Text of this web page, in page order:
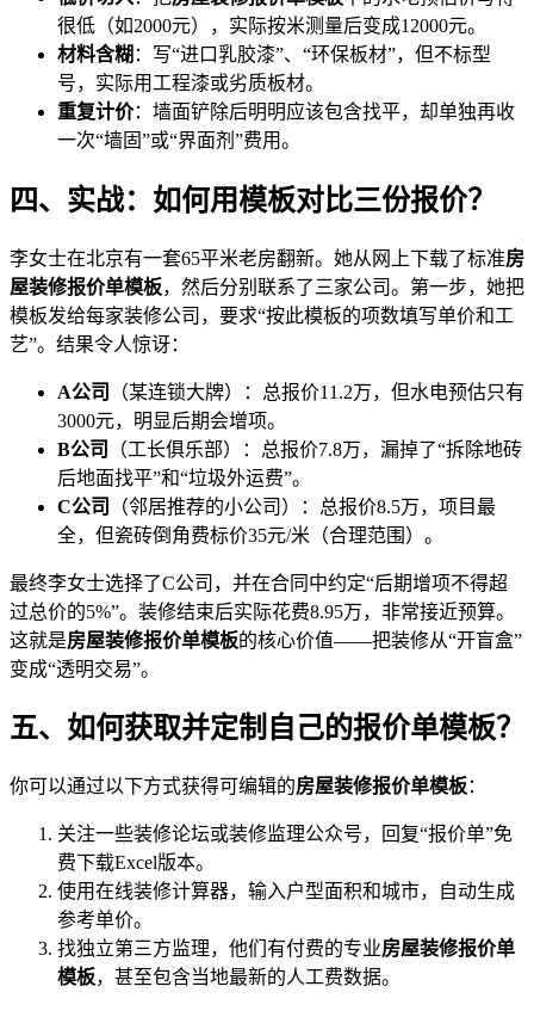
很低（如2000元），实际按米测量后变成12000元。
材料含糊 ：写“进口乳胶漆”、“环保板材”，但不标型
号，实际用工程漆或劣质板材。
重复计价：墙面铲除后明明应该包含找平，却单独再收
一次“墙固”或“界面剂”费用。
四、实战：如何用模板对比三份报价？
李女士在北京有一套65平米老房翻新。她从网上下载了标准房
屋装修报价单模板，然后分别联系了三家公司。第一步，她把
模板发给每家装修公司，要求“按此模板的项数填写单价和工
艺”。结果令人惊讶：
A公司
（某连锁大牌）：总报价11.2万，但水电预估只有
3000元，明显后期会增项。
B公司
（工长俱乐部）：总报价7.8万，漏掉了“拆除地砖
后地面找平”和“垃圾外运费”。
C公司
（邻居推荐的小公司）：总报价8.5万，项目最
全，但瓷砖倒角费标价35元/米（合理范围）。
最终李女士选择了C公司，并在合同中约定“后期增项不得超
过总价的5%”。装修结束后实际花费8.95万，非常接近预算。
这就是房屋装修报价单模板的核心价值——把装修从“开盲盒”
变成“透明交易”。
五、如何获取并定制自己的报价单模板？
你可以通过以下方式获得可编辑的房屋装修报价单模板：
关注一些装修论坛或装修监理公众号，回复“报价单”免
费下载Excel版本。
使用在线装修计算器，输入户型面积和城市，自动生成
参考单价。
找独立第三方监理，他们有付费的专业房屋装修报价单
模板，甚至包含当地最新的人工费数据。